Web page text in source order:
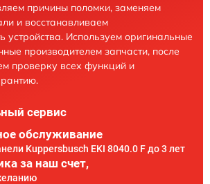
причины поломки, заменяем
и восстанавливаем
устройства. Используем оригинальные
производителем запчасти, после
проверку всех функций и
сервис
обслуживание
Kuppersbusch EKI 8040.0 F до 3 лет
за наш счет,